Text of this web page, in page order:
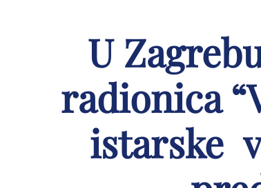
U
radionica
istarske